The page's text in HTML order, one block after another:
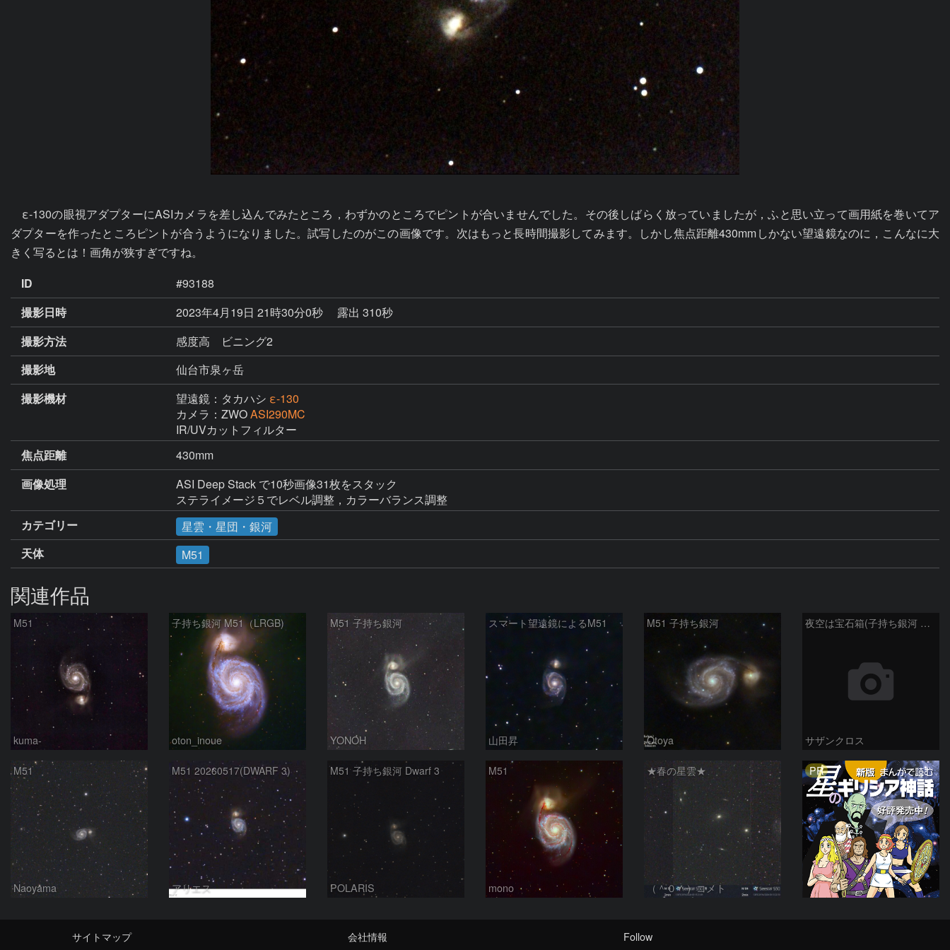
ε-130の眼視アダプターにASIカメラを差し込んでみたところ，わずかのところでピントが合いませんでした。その後しばらく放っていましたが，ふと思い立って画用紙を巻いてア
ダプターを作ったところピントが合うようになりました。試写したのがこの画像です。次はもっと長時間撮影してみます。しかし焦点距離430mmしかない望遠鏡なのに，こんなに大
きく写るとは！画角が狭すぎですね。
ID
#93188
撮影日時
2023年4月19日 21時30分0秒
露出 310秒
撮影方法
感度高 ビニング2
撮影地
仙台市泉ヶ岳
撮影機材
望遠鏡：タカハシ ε-130
カメラ：ZWOASI290MC
IR/UVカットフィルター
焦点距離
430mm
画像処理
ASI Deep Stack で10秒画像31枚をスタック
ステライメージ５でレベル調整，カラーバランス調整
カテゴリー
星雲・星団・銀河
天体
M51
関連作品
M51
kuma-
子持ち銀河 M51（LRGB)
oton_inoue
M51 子持ち銀河
YONOH
スマート望遠鏡によるM51
山田昇
M51 子持ち銀河
Otoya
夜空は宝石箱(子持ち銀河 M51) Seestar50
サザンクロス
M51
Naoyama
M51 20260517(DWARF 3)
アリエス
M51 子持ち銀河 Dwarf 3
POLARIS
M51
mono
★春の星雲★
（＾０＾）コメト
PR
サイトマップ
会社情報
Follow